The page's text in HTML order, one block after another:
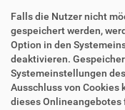
Falls die Nutzer nicht
gespeichert werden,
Option in den
deaktivieren.
Systemeinstellungen
Ausschluss von Cookies
dieses Onlineangebotes